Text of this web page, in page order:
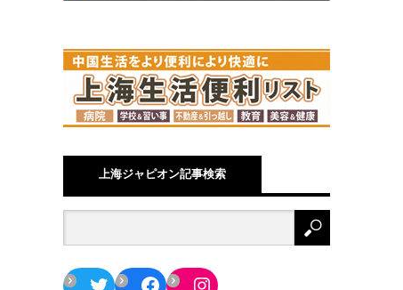
上海ジャピオン記事検索
TwitterFacebookInstagram